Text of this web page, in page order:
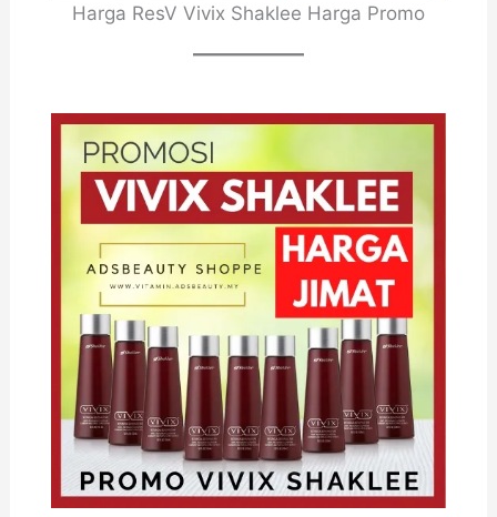
Harga ResV Vivix Shaklee Harga Promo